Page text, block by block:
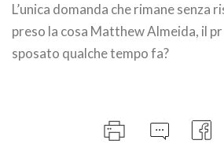
L’unica domanda che rimane senza
preso la cosa Matthew Almeida, il pr
sposato qualche tempo fa?